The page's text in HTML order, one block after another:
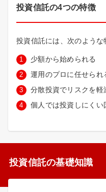
投資信託の4つの特徴
投資信託には、次のような
少額から始められる
運用のプロに任せられ
分散投資でリスクを軽
個人では投資しにくい
投資信託の基礎知識